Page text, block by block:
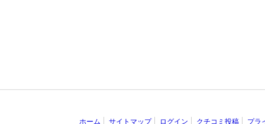
ホーム サイトマップ ログイン クチコミ投稿 プラ